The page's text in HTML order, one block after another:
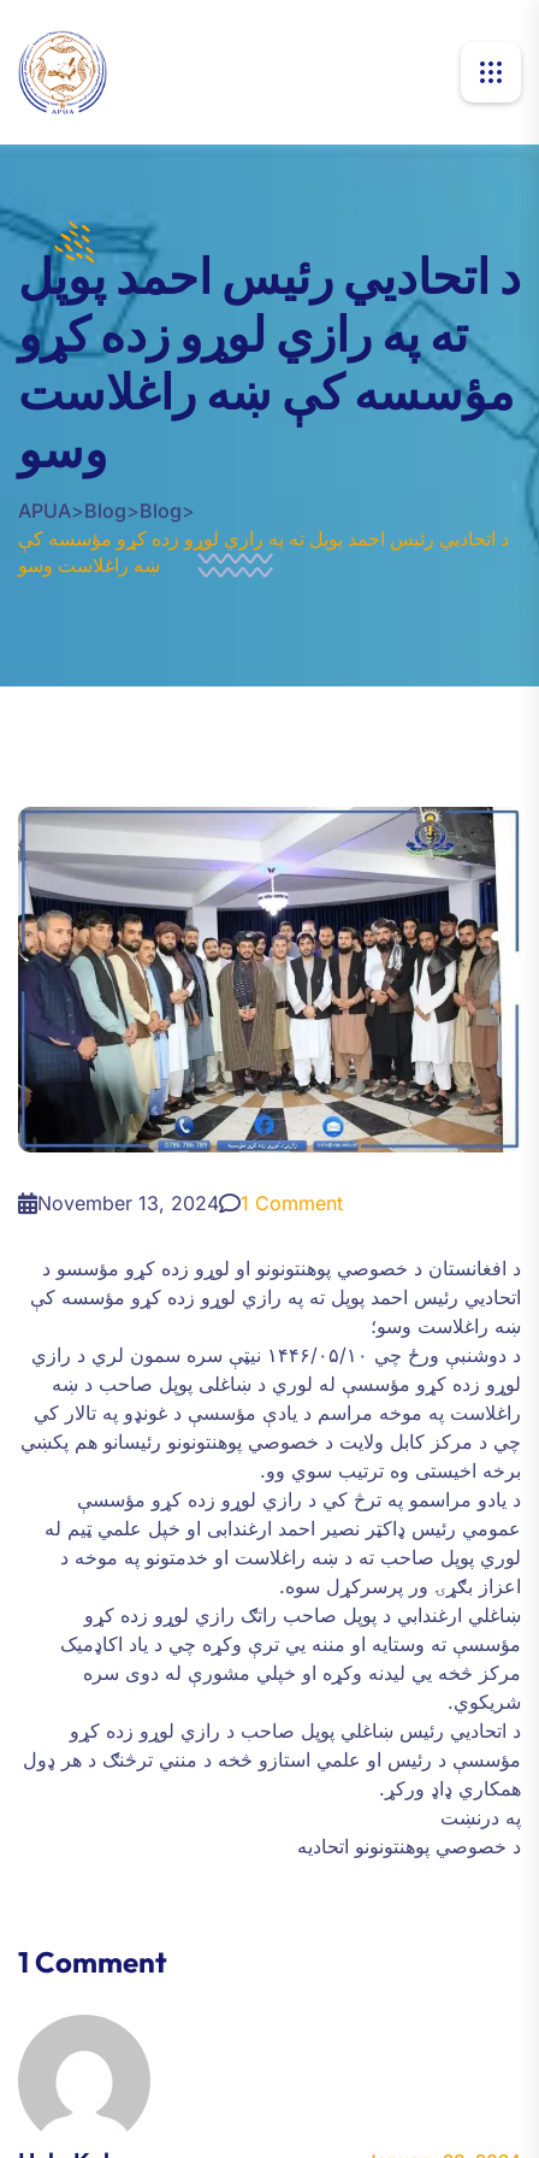
د اتحاديي رئيس احمد پوپل
ته په رازي لوړو زده کړو
مؤسسه کې ښه راغلاست
وسو
APUA>Blog>Blog>
د اتحاديي رئيس احمد پوپل ته په رازي لوړو زده کړو مؤسسه کې
ښه راغلاست وسو
November 13, 2024 1 Comment
د افغانستان د خصوصي پوهنتونونو او لوړو زده کړو‌ مؤسسو د
اتحاديي رئيس احمد پوپل ته په رازي لوړو زده کړو مؤسسه کې
ښه راغلاست وسو؛
د دوشنبې ورځ چي ۱۴۴۶/۰۵/۱۰ نيټې سره سمون لري د رازي
لوړو زده کړو مؤسسې له لوري د ښاغلی پوپل صاحب د ښه
راغلاست په موخه مراسم د يادې مؤسسې د غونډو په تالار کي
چي د مرکز کابل ولایت د خصوصي پوهنتونونو رئيسانو هم پکښي
برخه اخیستی وه ترتيب سوي وو.
د يادو مراسمو په ترڅ کي د رازي لوړو زده کړو مؤسسې
عمومي رئيس ډاکټر نصير احمد ارغندابی او خپل علمي ټيم له
لوري پوپل صاحب ته د ښه راغلاست او خدمتونو په موخه د
اعزاز بګړۍ ور پرسرکړل سوه.
ښاغلي ارغندابي د پوپل صاحب راتګ رازي لوړو زده کړو
مؤسسې ته وستايه او مننه يي ترې وکړه چي د ياد اکاډميک
مرکز څخه يي ليدنه وکړه او خپلي مشورې له دوی سره
شريکوي.
د اتحاديي رئيس ښاغلي پوپل صاحب د رازي لوړو زده کړو
مؤسسې د رئيس او علمي استازو څخه د منني ترڅنګ د هر ډول
همکاري ډاډ ورکړ.
په درنښت
د خصوصي پوهنتونونو اتحادیه
1 Comment